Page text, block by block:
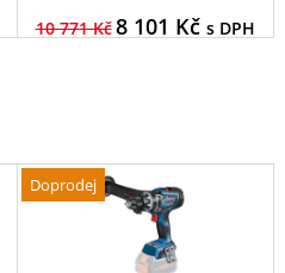
10 771 Kč8 101 Kč s DPH
Doprodej